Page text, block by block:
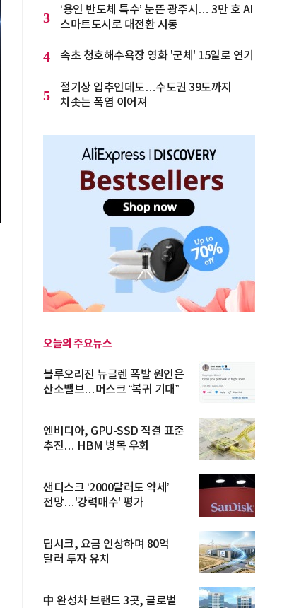
3
‘용인 반도체 특수’ 눈뜬 광주시… 3만 호 AI
스마트도시로 대전환 시동
4 속초 청호해수욕장 영화 '군체' 15일로 연기
5
절기상 입추인데도…수도권 39도까지
치솟는 폭염 이어져
오늘의 주요뉴스
블루오리진 뉴글렌 폭발 원인은
산소밸브…머스크 “복귀 기대”
엔비디아, GPU-SSD 직결 표준
추진… HBM 병목 우회
샌디스크 ‘2000달러도 약세’
전망…'강력매수' 평가
딥시크, 요금 인상하며 80억
달러 투자 유치
中 완성차 브랜드 3곳, 글로벌